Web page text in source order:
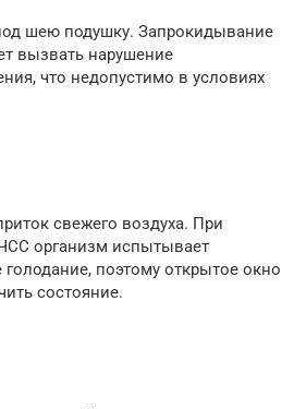
шею подушку. Запрокидывание
вызвать нарушение
что недопустимо в условиях
свежего воздуха. При
организм испытывает
голодание, поэтому открытое окно
состояние.